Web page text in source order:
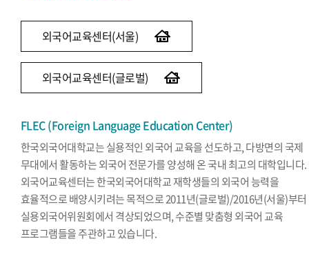
외국어교육센터(서울)
외국어교육센터(글로벌)
FLEC (Foreign Language Education Center)
한국외국어대학교는 실용적인 외국어 교육을 선도하고, 다방면의 국제
무대에서 활동하는 외국어 전문가를 양성해 온 국내 최고의 대학입니다.
외국어교육센터는 한국외국어대학교 재학생들의 외국어 능력을
효율적으로 배양시키려는 목적으로 2011년(글로벌)/2016년(서울)부터
실용외국어위원회에서 격상되었으며, 수준별 맞춤형 외국어 교육
프로그램들을 주관하고 있습니다.